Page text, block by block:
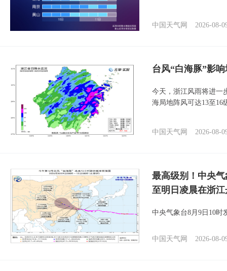
中国天气网 2026-08-
台风“白海豚”影
今天，浙江风雨将进一
海局地阵风可达13至16
中国天气网 2026-08-
最高级别！中央
至明日凌晨在浙
中央气象台8月9日10时
中国天气网 2026-08-